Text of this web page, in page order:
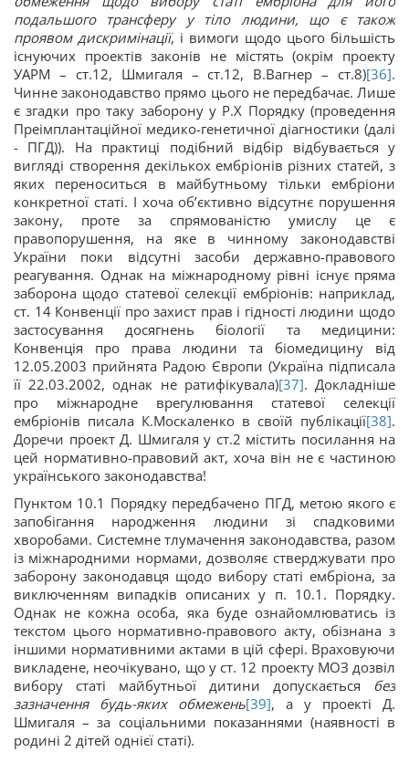
подальшого трансферу у тіло людини, що є також
проявом дискримінації, і вимоги щодо цього більшість
існуючих проектів законів не містять (окрім проекту
УАРМ – ст.12, Шмигаля – ст.12, В.Вагнер – ст.8)[36].
Чинне законодавство прямо цього не передбачає. Лише
є згадки про таку заборону у Р.Х Порядку (проведення
Преімплантаційної медико-генетичної діагностики (далі
- ПГД)). На практиці подібний відбір відбувається у
вигляді створення декількох ембріонів різних статей, з
яких переноситься в майбутньому тільки ембріони
конкретної статі. І хоча об’єктивно відсутнє порушення
закону, проте за спрямованістю умислу це є
правопорушення, на яке в чинному законодавстві
України поки відсутні засоби державно-правового
реагування. Однак на міжнародному рівні існує пряма
заборона щодо статевої селекції ембріонів: наприклад,
ст. 14 Конвенції про захист прав і гідності людини щодо
застосування досягнень біології та медицини:
Конвенція про права людини та біомедицину від
12.05.2003 прийнята Радою Європи (Україна підписала
її 22.03.2002, однак не ратифікувала)[37]. Докладніше
про міжнародне врегулювання статевої селекції
ембріонів писала К.Москаленко в своїй публікації[38].
Доречи проект Д. Шмигаля у ст.2 містить посилання на
цей нормативно-правовий акт, хоча він не є частиною
українського законодавства!
Пунктом 10.1 Порядку передбачено ПГД, метою якого є
запобігання народження людини зі спадковими
хворобами. Системне тлумачення законодавства, разом
із міжнародними нормами, дозволяє стверджувати про
заборону законодавця щодо вибору статі ембріона, за
виключенням випадків описаних у п. 10.1. Порядку.
Однак не кожна особа, яка буде ознайомлюватись із
текстом цього нормативно-правового акту, обізнана з
іншими нормативними актами в цій сфері. Враховуючи
викладене, неочікувано, що у ст. 12 проекту МОЗ дозвіл
вибору статі майбутньої дитини допускається без
зазначення будь-яких обмежень[39], а у проекті Д.
Шмигаля – за соціальними показаннями (наявності в
родині 2 дітей однієї статі).